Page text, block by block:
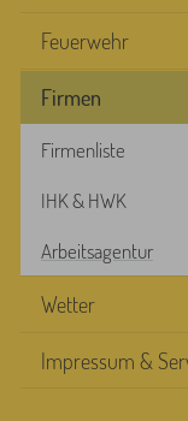
Feuerwehr
Firmen
Firmenliste
IHK & HWK
Arbeitsagentur
Wetter
Impressum &